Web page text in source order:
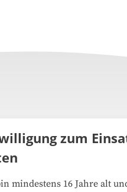
zum
mindestens 16 Jahre alt